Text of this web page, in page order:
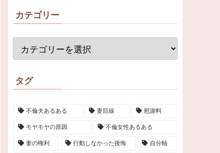
カテゴリー
タグ
不倫夫あるある 妻目線 慰謝料
モヤモヤの原因 不倫女性あるある
妻の権利 行動しなかった後悔 自分軸